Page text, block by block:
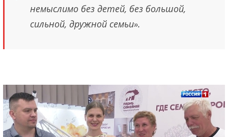
немыслимо без детей, без большой,
сильной, дружной семьи».